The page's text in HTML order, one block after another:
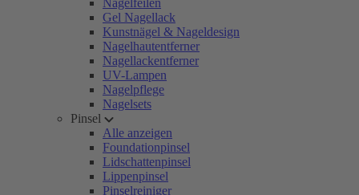
Nagelfeilen
Gel Nagellack
Kunstnägel & Nageldesign
Nagelhautentferner
Nagellackentferner
UV-Lampen
Nagelpflege
Nagelsets
Pinsel
Alle anzeigen
Foundationpinsel
Lidschattenpinsel
Lippenpinsel
Pinselreiniger